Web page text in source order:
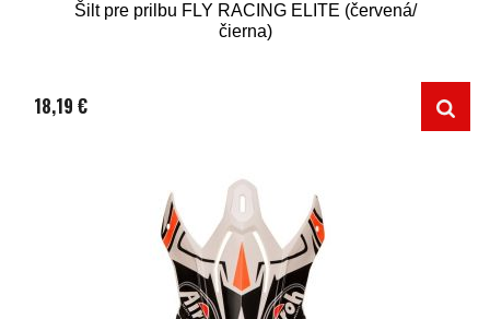
Šilt pre prilbu FLY RACING ELITE (červená/
čierna)
18,19 €